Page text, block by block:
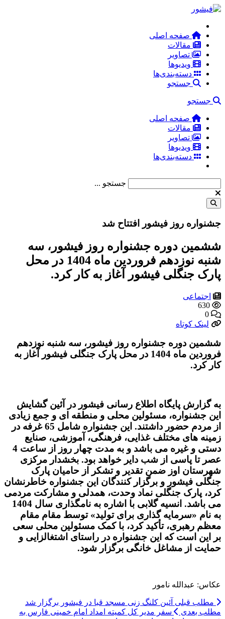
صفحه اصلی
مقالات
تصاویر
ویدیوها
دسته‌بندی‌ها
جستجو
جستجو
صفحه اصلی
مقالات
تصاویر
ویدیوها
دسته‌بندی‌ها
جستجو ...
جشنواره روز فیشور افتتاح شد
ششمین دوره جشنواره روز فیشور، سه
شنبه نوزدهم فروردین ماه 1404 در محل
پارک جنگلی فیشور آغاز به کار کرد.
اجتماعی
630
0
لینک کوتاه
ششمین دوره جشنواره روز فیشور، سه شنبه نوزدهم
فروردین ماه 1404 در محل پارک جنگلی فیشور آغاز به
کار کرد.
به گزارش پایگاه اطلاع رسانی فیشور در آئین گشایش
این جشنواره، مسئولین محلی و منطقه ای و جمع زیادی
از مردم حضور داشتند. این جشنواره شامل 65 غرفه در
زمینه های مختلف غذایی، فرهنگی، آموزشی، صنایع
دستی و غیره می باشد و به مدت چهار روز از ساعت 4
عصر تا پاسی از شب دایر خواهد بود. بخشدار مرکزی
شهرستان اوز ضمن تقدیر و تشکر از حامیان پارک
جنگلی فیشور و برگزار کنندگان این جشنواره خاطرنشان
کرد، پارک جنگلی نماد وحدت، همدلی و مشارکت مردمی
می باشد. انسیه گلابی با اشاره به نامگذاری سال 1404
به نام «سرمایه گذاری برای تولید» توسط مقام مقام
معظم رهبری، تأکید کرد، با کمک مسئولین محلی سعی
بر این است که این جشنواره در راستای اشتغالزایی و
حمایت از مشاغل خانگی برگزار شود.
عکاس: عبدالله نامور
مطلب قبلی آئین کلنگ زنی مسجد قبا در فیشور برگزار شد
مطلب بعدی
سفر مدیر کل کمیته امداد امام خمینی فارس به